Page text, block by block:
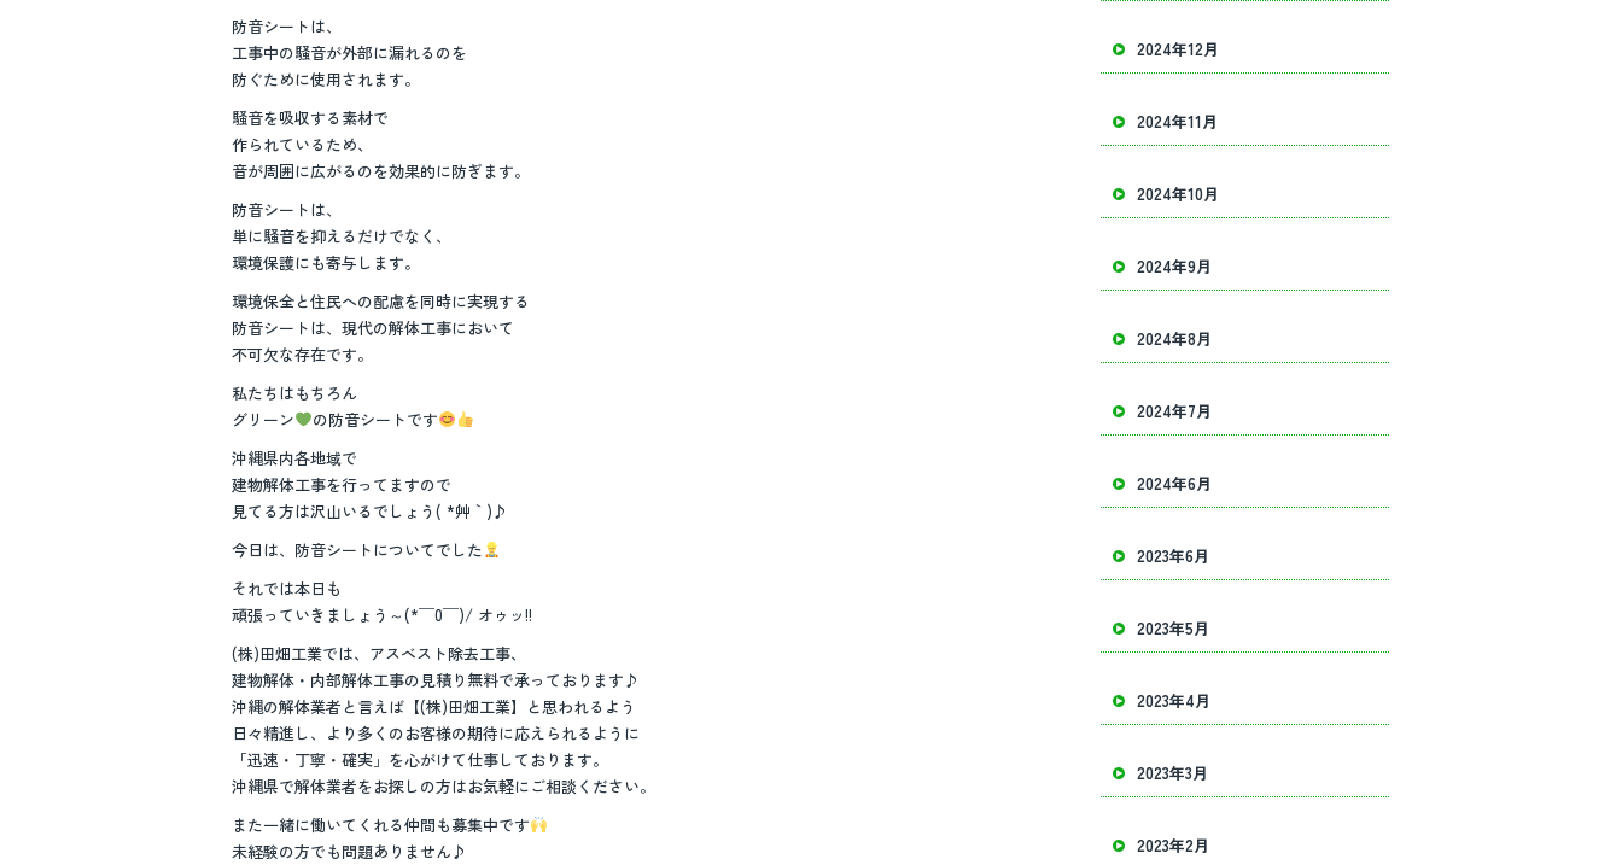
防音シートは、
工事中の騒音が外部に漏れるのを
防ぐために使用されます。
騒音を吸収する素材で
作られているため、
音が周囲に広がるのを効果的に防ぎます。
防音シートは、
単に騒音を抑えるだけでなく、
環境保護にも寄与します。
環境保全と住民への配慮を同時に実現する
防音シートは、現代の解体工事において
不可欠な存在です。
私たちはもちろん
グリーン
の防音シートです
沖縄県内各地域で
建物解体工事を行ってますので
見てる方は沢山いるでしょう( *´艸｀)♪
今日は、防音シートについてでした
それでは本日も
頑張っていきましょう～(*￣0￣)/ オゥッ!!
(株)田畑工業では、アスベスト除去工事、
建物解体・内部解体工事の見積り無料で承っております♪
沖縄の解体業者と言えば【(株)田畑工業】と思われるよう
日々精進し、より多くのお客様の期待に応えられるように
「迅速・丁寧・確実」を心がけて仕事しております。
沖縄県で解体業者をお探しの方はお気軽にご相談ください。
また一緒に働いてくれる仲間も募集中です
未経験の方でも問題ありません♪
2024年12月
2024年11月
2024年10月
2024年9月
2024年8月
2024年7月
2024年6月
2023年6月
2023年5月
2023年4月
2023年3月
2023年2月